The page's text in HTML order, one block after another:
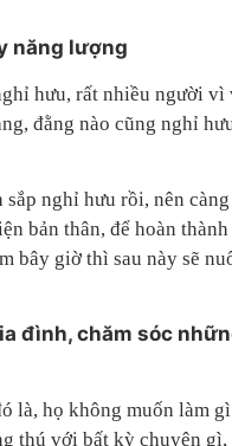
năng lượng
hưu, rất nhiều người vì
đằng nào cũng nghỉ
nghỉ hưu rồi, nên
bản thân, để hoàn
bây giờ thì sau này sẽ
đình, chăm sóc
là, họ không muốn làm
thú với bất kỳ chuyện gì,